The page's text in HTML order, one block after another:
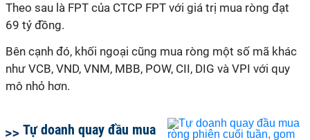
Theo sau là FPT của CTCP FPT với giá trị mua ròng đạt
69 tỷ đồng.
Bên cạnh đó, khối ngoại cũng mua ròng một số mã khác
như VCB, VND, VNM, MBB, POW, CII, DIG và VPI với quy
mô nhỏ hơn.
Tự doanh quay đầu mua